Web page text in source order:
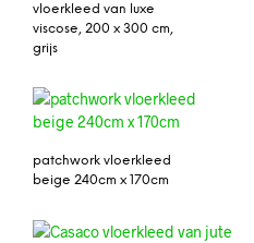
vloerkleed van luxe
viscose, 200 x 300 cm,
grijs
patchwork vloerkleed
beige 240cm x 170cm